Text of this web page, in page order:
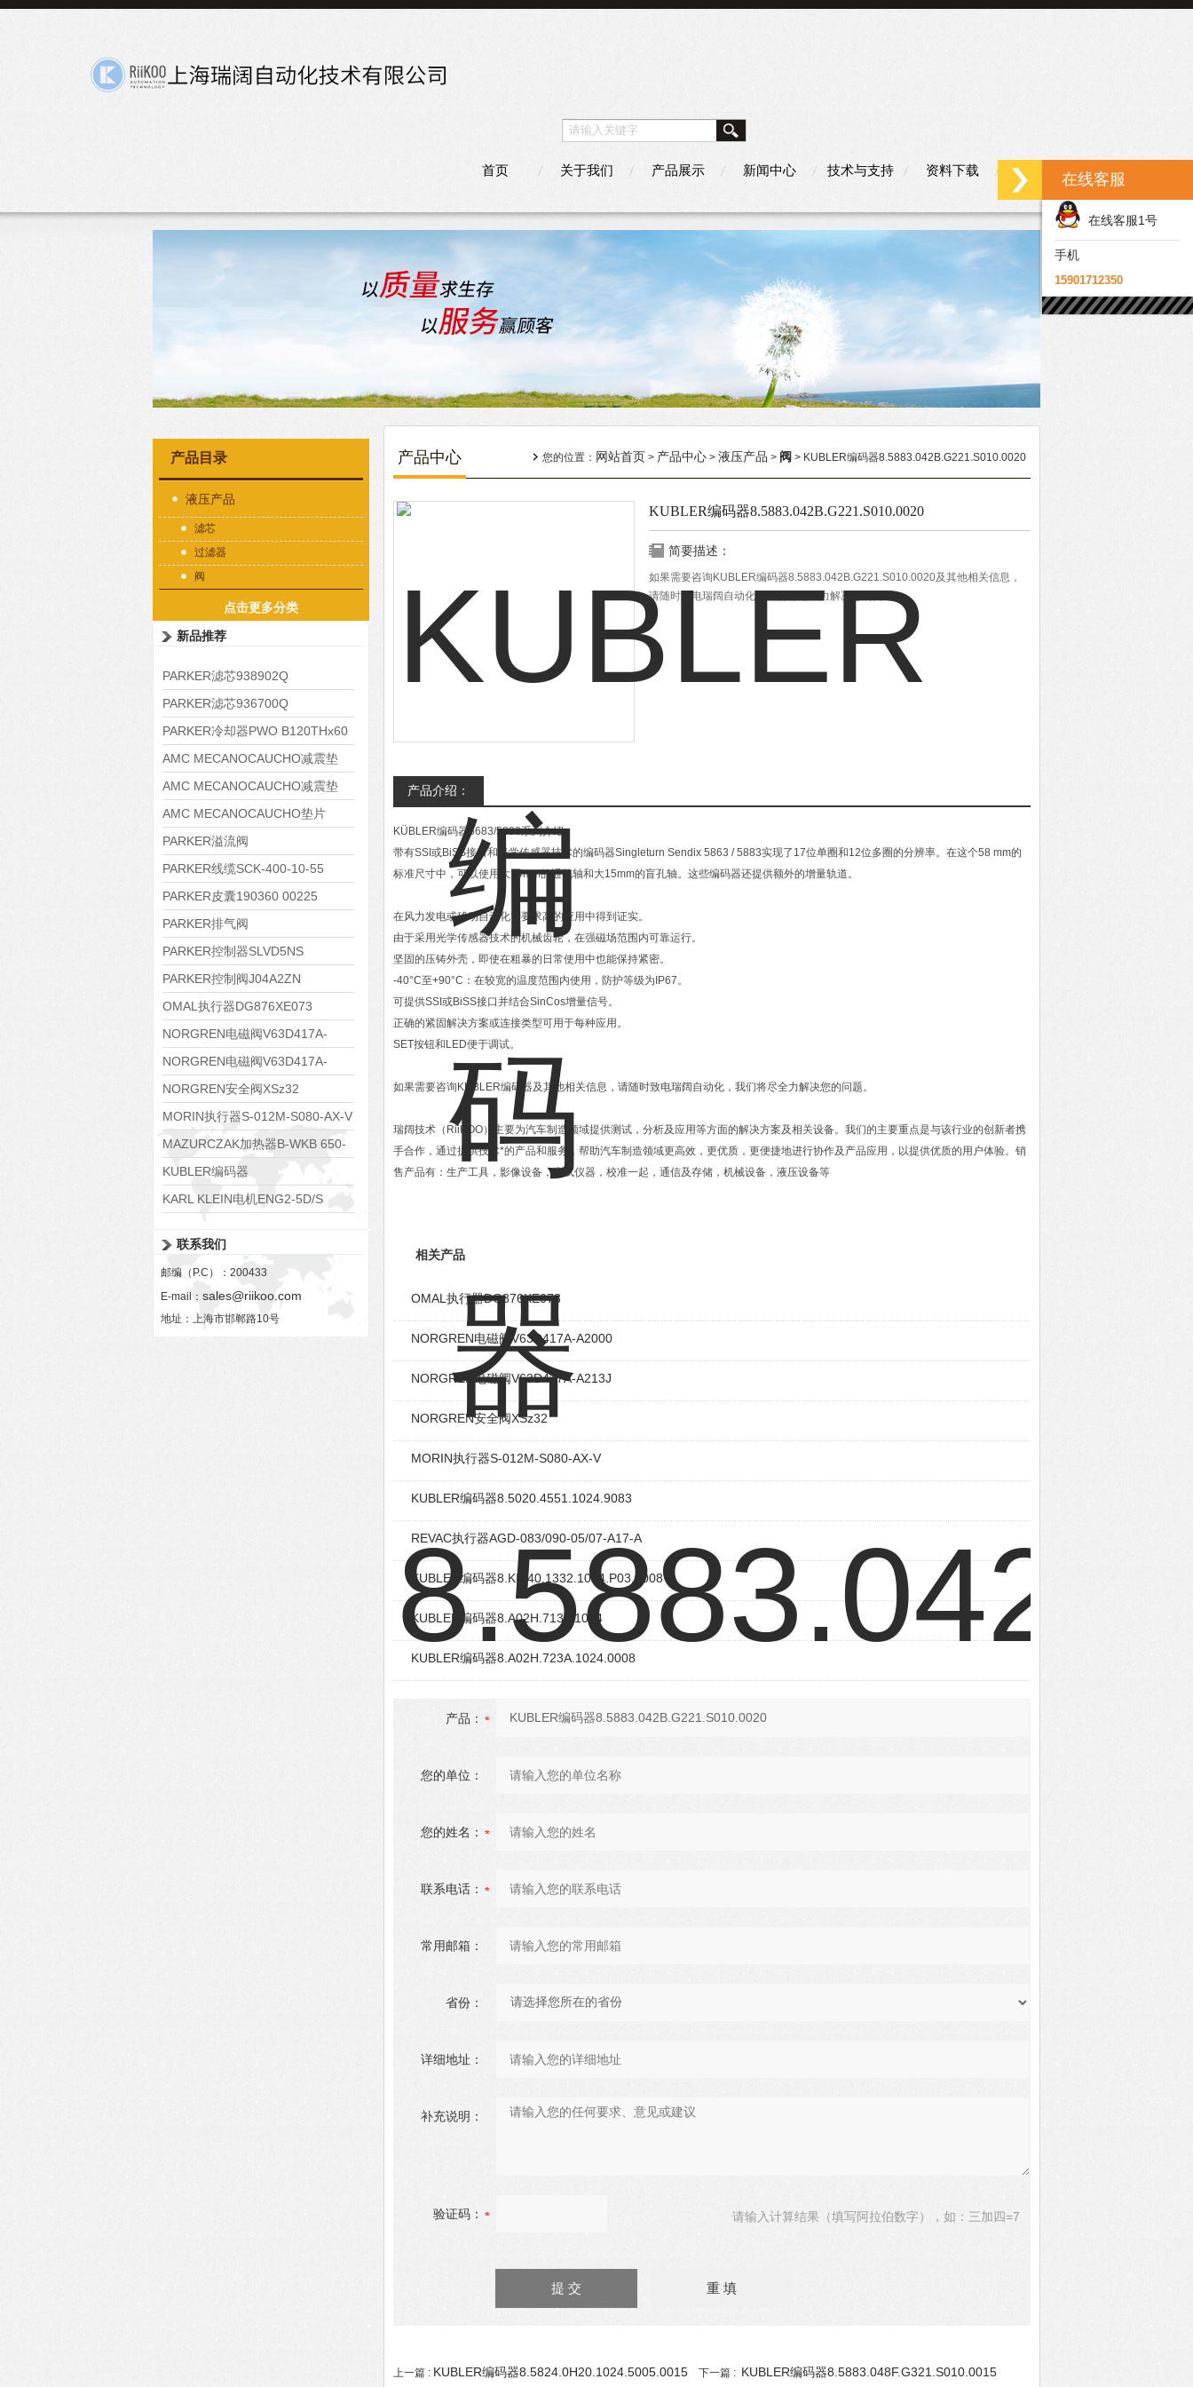
首页 关于我们 产品展示 新闻中心 技术与支持 资料下载 联系我们
产品目录
液压产品
滤芯
过滤器
阀
点击更多分类
新品推荐
PARKER滤芯938902Q
PARKER滤芯936700Q
PARKER冷却器PWO B120THx60
AMC MECANOCAUCHO减震垫
138552
AMC MECANOCAUCHO减震垫
138551
AMC MECANOCAUCHO垫片
608074
PARKER溢流阀
RE06M35W2N1KWXG087
PARKER线缆SCK-400-10-55
PARKER皮囊190360 00225
PARKER排气阀
VV01311G0QF1026-54507-H
PARKER控制器SLVD5NS
PARKER控制阀J04A2ZN
OMAL执行器DG876XE073
NORGREN电磁阀V63D417A-
A2000
NORGREN电磁阀V63D417A-
A213J
NORGREN安全阀XSz32
MORIN执行器S-012M-S080-AX-V
MAZURCZAK加热器B-WKB 650-
1000/4.5-380DS
KUBLER编码器
8.5020.4551.1024.9083
KARL KLEIN电机ENG2-5D/S
联系我们
邮编（P.C）：200433
E-mail： sales@riikoo.com
地址：上海市邯郸路10号
产品中心 您的位置： 网站首页 > 产品中心 > 液压产品 > 阀 > KUBLER编码器8.5883.042B.G221.S010.0020
KUBLER编码器8.5883.042B.G221.S010.0020
简要描述：
如果需要咨询KUBLER编码器8.5883.042B.G221.S010.0020及其他相关信息，
请随时致电瑞阔自动化，我们将尽全力解决您的问题。
产品介绍：
KÜBLER编码器5683/5883系列介绍
带有SSI或BiSS接口和光学传感器技术的编码器Singleturn Sendix 5863 / 5883实现了17位单圈和12位多圈的分辨率。在这个58 mm的
标准尺寸中，可以使用大14mm的通孔轴和大15mm的盲孔轴。这些编码器还提供额外的增量轨道。
在风力发电或移动自动化等要求高的应用中得到证实。
由于采用光学传感器技术的机械齿轮，在强磁场范围内可靠运行。
坚固的压铸外壳，即使在粗暴的日常使用中也能保持紧密。
-40°C至+90°C：在较宽的温度范围内使用，防护等级为IP67。
可提供SSI或BiSS接口并结合SinCos增量信号。
正确的紧固解决方案或连接类型可用于每种应用。
SET按钮和LED便于调试。
如果需要咨询KUBLER编码器及其他相关信息，请随时致电瑞阔自动化，我们将尽全力解决您的问题。
瑞阔技术（RiiKOO）主要为汽车制造领域提供测试，分析及应用等方面的解决方案及相关设备。我们的主要重点是与该行业的创新者携
手合作，通过提供技术*的产品和服务，帮助汽车制造领域更高效，更优质，更便捷地进行协作及产品应用，以提供优质的用户体验。销
售产品有：生产工具，影像设备，测试仪器，校准一起，通信及存储，机械设备，液压设备等
相关产品
OMAL执行器DG876XE073
NORGREN电磁阀V63D417A-A2000
NORGREN电磁阀V63D417A-A213J
NORGREN安全阀XSz32
MORIN执行器S-012M-S080-AX-V
KUBLER编码器8.5020.4551.1024.9083
REVAC执行器AGD-083/090-05/07-A17-A
KUBLER编码器8.KIS40.1332.1024.P03.0008
KUBLER编码器8.A02H.7131.1024
KUBLER编码器8.A02H.723A.1024.0008
产品：
您的单位：
您的姓名：
联系电话：
常用邮箱：
省份：
详细地址：
补充说明：
验证码： 请输入计算结果（填写阿拉伯数字），如：三加四=7
上一篇 : KUBLER编码器8.5824.0H20.1024.5005.0015 下一篇 : KUBLER编码器8.5883.048F.G321.S010.0015
在线客服
在线客服1号
手机
15901712350